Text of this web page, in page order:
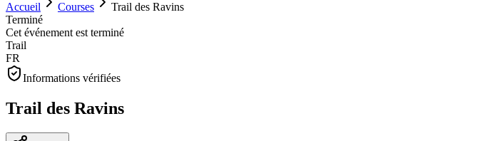
Accueil Courses
Trail des Ravins
Terminé
Cet événement est terminé
Trail
FR
Informations vérifiées
Trail des Ravins